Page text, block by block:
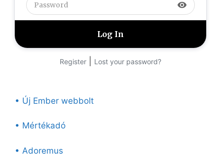
visibility
Register Lost your password?
• Új Ember webbolt
• Mértékadó
• Adoremus